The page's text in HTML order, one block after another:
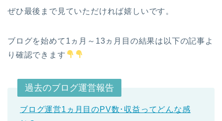
ぜひ最後まで見ていただければ嬉しいです。
ブログを始めて1ヵ月～13ヵ月目の結果は以下の記事よ
り確認できます
過去のブログ運営報告
ブログ運営1ヵ月目のPV数･収益ってどんな感